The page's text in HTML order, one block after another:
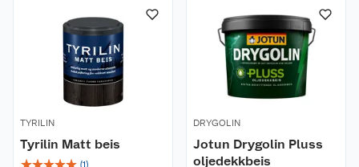
TYRILIN
Tyrilin Matt beis
(1)
DRYGOLIN
Jotun Drygolin Pluss
oljedekkbeis